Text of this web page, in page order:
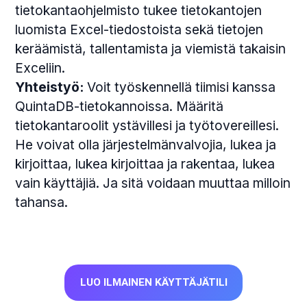
tietokantaohjelmisto tukee tietokantojen
luomista Excel-tiedostoista sekä tietojen
keräämistä, tallentamista ja viemistä takaisin
Exceliin.
Yhteistyö:Voit työskennellä tiimisi kanssa
QuintaDB-tietokannoissa. Määritä
tietokantaroolit ystävillesi ja työtovereillesi.
He voivat olla järjestelmänvalvojia, lukea ja
kirjoittaa, lukea kirjoittaa ja rakentaa, lukea
vain käyttäjiä. Ja sitä voidaan muuttaa milloin
tahansa.
LUO ILMAINEN KÄYTTÄJÄTILI